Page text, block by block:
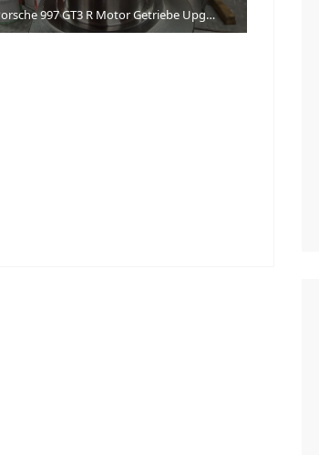
Porsche 997 GT3 R Motor Getriebe Upgrade Team Strahm
14. April 2026